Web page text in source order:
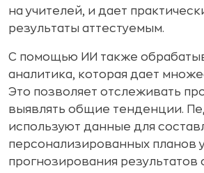
на учителей, и дает
результаты аттестуемым.
С помощью ИИ также
аналитика, которая дает
Это позволяет отслеживать
выявлять общие тенденции.
используют данные для
персонализированных планов
прогнозирования результатов